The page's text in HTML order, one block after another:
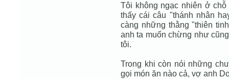
Tôi không ngạc nhiên ở
thấy cái câu "thánh nhân
càng những thằng "thiên
anh ta muốn chừng như
tôi.
Trong khi còn nói những
gọi món ăn nào cả, vợ anh